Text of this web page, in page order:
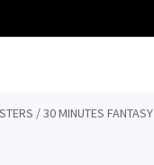
/ 30 MINUTES FANTASY